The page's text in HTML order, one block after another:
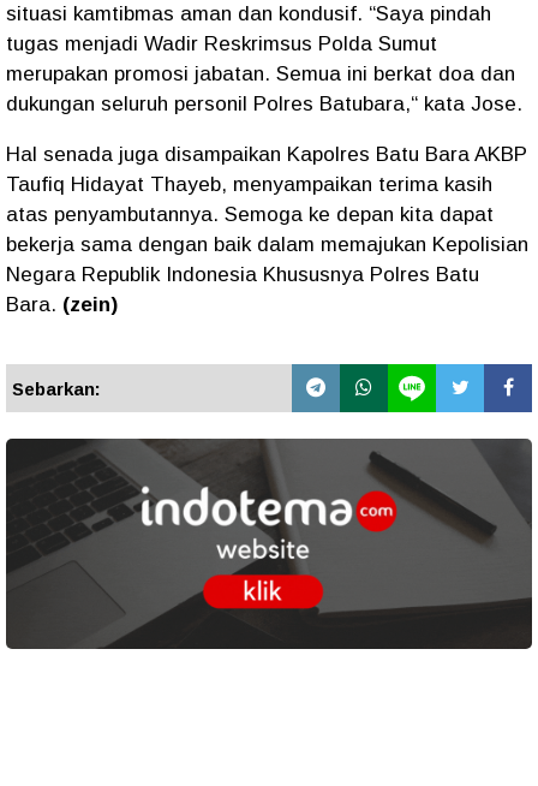
situasi kamtibmas aman dan kondusif. “Saya pindah
tugas menjadi Wadir Reskrimsus Polda Sumut
merupakan promosi jabatan. Semua ini berkat doa dan
dukungan seluruh personil Polres Batubara,“ kata Jose.
Hal senada juga disampaikan Kapolres Batu Bara AKBP
Taufiq Hidayat Thayeb, menyampaikan terima kasih
atas penyambutannya. Semoga ke depan kita dapat
bekerja sama dengan baik dalam memajukan Kepolisian
Negara Republik Indonesia Khususnya Polres Batu
Bara. (zein)
Sebarkan: